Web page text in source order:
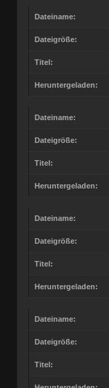
Dateiname:
Dateigröße:
Titel:
Heruntergeladen:
Dateiname:
Dateigröße:
Titel:
Heruntergeladen:
Dateiname:
Dateigröße:
Titel:
Heruntergeladen:
Dateiname:
Dateigröße:
Titel: